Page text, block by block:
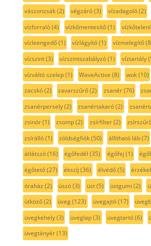
vászonzsák(2) végzáró(3) vízadagoló(2)
vízforraló(4) vízkőmentesítő(1)
vízleengedő(1) vízlágyító(1) vízmelegítő
vízszint(3) vízszintszabályzó(1) víztartály
vízváltó szelep(1) WaveActive (8) wok(10)
zacskó(2) zavarszűrő(2) zsanér(76)
zsanérpersely(2) zsanértakaró(2)
zsinór(1) zsomp(2) zsírfilter(2)
zsírálló(1) zöldségfiók(50) állítható láb(7)
átlátszó(16) égőfedél (35) égőfej (1)
égőtető(27) ékszíj (36) élvédő(5)
óraház (2) úszó(3) üst(5) üstgumi (2)
ütköző(2) üveg(123) üvegajtó(17)
üvegkehely(3) üveglap(3) üvegtartó(6)
üvegtányér(13)